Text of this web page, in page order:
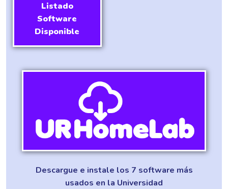
Listado
Software
Disponible
Descargue e instale los 7 software más
usados en la Universidad